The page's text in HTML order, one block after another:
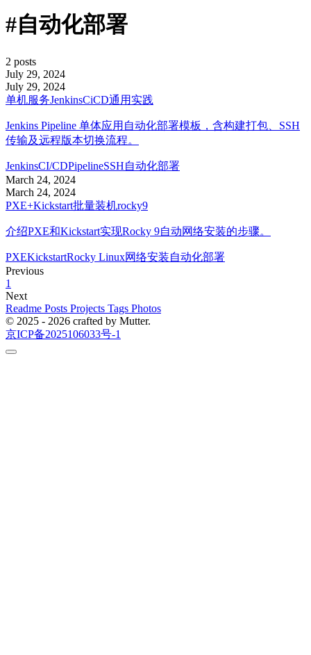
#自动化部署
2 posts
July 29, 2024
July 29, 2024
单机服务JenkinsCiCD通用实践
Jenkins Pipeline 单体应用自动化部署模板，含构建打包、SSH
传输及远程版本切换流程。
JenkinsCI/CDPipelineSSH自动化部署
March 24, 2024
March 24, 2024
PXE+Kickstart批量装机rocky9
介绍PXE和Kickstart实现Rocky 9自动网络安装的步骤。
PXEKickstartRocky Linux网络安装自动化部署
Previous
1
Next
Readme Posts Projects Tags Photos
© 2025 - 2026 crafted by Mutter.
京ICP备2025106033号-1